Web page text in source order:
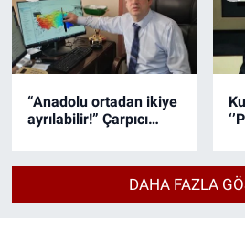
“Anadolu ortadan ikiye
ayrılabilir!” Çarpıcı
DAHA FAZLA